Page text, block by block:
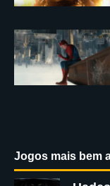
Jogos mais bem